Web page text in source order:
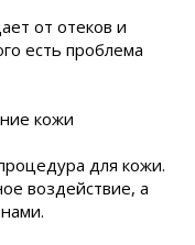
от отеков и
есть проблема
кожи
для кожи.
воздействие, а